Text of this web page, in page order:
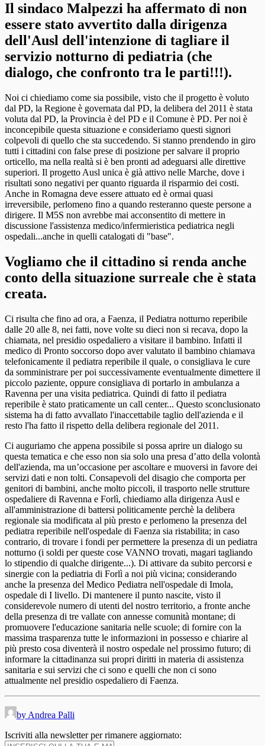
Il sindaco Malpezzi ha affermato di non
essere stato avvertito dalla dirigenza
dell'Ausl dell'intenzione di tagliare il
servizio notturno di pediatria (che
dialogo, che confronto tra le parti!!!).
Noi ci chiediamo come sia possibile, visto che il progetto è voluto
dal PD, la Regione è governata dal PD, la delibera del 2011 è stata
voluta dal PD, la Provincia è del PD e il Comune è PD. Per noi è
inconcepibile questa situazione e consideriamo questi signori
colpevoli di quello che sta succedendo. Si stanno prendendo in giro
tutti i cittadini con false prese di posizione per salvare il proprio
orticello, ma nella realtà si è ben pronti ad adeguarsi alle direttive
superiori. Il progetto Ausl unica è già attivo nelle Marche, dove i
risultati sono negativi per quanto riguarda il risparmio dei costi.
Anche in Romagna deve essere attuato ed è ormai quasi
irreversibile, perlomeno fino a quando resteranno queste persone a
dirigere. Il M5S non avrebbe mai acconsentito di mettere in
discussione l'assistenza medico/infermieristica pediatrica negli
ospedali...anche in quelli catalogati di "base".
Vogliamo che il cittadino si renda anche
conto della situazione surreale che è stata
creata.
Ci risulta che fino ad ora, a Faenza, il Pediatra notturno reperibile
dalle 20 alle 8, nei fatti, nove volte su dieci non si recava, dopo la
chiamata, nel presidio ospedaliero a visitare il bambino. Infatti il
medico di Pronto soccorso dopo aver valutato il bambino chiamava
telefonicamente il pediatra reperibile il quale, o consigliava le cure
da somministrare per poi successivamente eventualmente dimettere il
piccolo paziente, oppure consigliava di portarlo in ambulanza a
Ravenna per una visita pediatrica. Quindi di fatto il pediatra
reperibile è stato praticamente un call center... Questo sconclusionato
sistema ha di fatto avvallato l'inaccettabile taglio dell'azienda e il
resto l'ha fatto il rispetto della delibera regionale del 2011.
Ci auguriamo che appena possibile si possa aprire un dialogo su
questa tematica e che esso non sia solo una presa d’atto della volontà
dell'azienda, ma un’occasione per ascoltare e muoversi in favore dei
servizi dati e non tolti. Consapevoli del disagio che comporta per
genitori di bambini, anche molto piccoli, il trasporto nelle strutture
ospedaliere di Ravenna e Forlì, chiediamo alla dirigenza Ausl e
all'amministrazione di battersi politicamente perchè la delibera
regionale sia modificata al più presto e perlomeno la presenza del
pediatra reperibile nell'ospedale di Faenza sia ristabilita; in caso
contrario, di trovare i fondi per permettere la presenza di un pediatra
notturno (i soldi per queste cose VANNO trovati, magari tagliando
lo stipendio di qualche dirigente...). Di attivare da subito percorsi e
sinergie con la pediatria di Forlì a noi più vicina; considerando
anche la presenza del Medico Pediatra nell'ospedale di Imola,
ospedale di I livello. Di mantenere il punto nascite, visto il
considerevole numero di utenti del nostro territorio, a fronte anche
della presenza di tre vallate con annesse comunità montane; di
promuovere l'educazione sanitaria nelle scuole; di fornire con la
massima trasparenza tutte le informazioni in possesso e chiarire al
più presto cosa diventerà il nostro ospedale nel prossimo futuro; di
informare la cittadinanza sui propri diritti in materia di assistenza
sanitaria e sui servizi che ci sono e quelli che non ci sono
attualmente nel presidio ospedaliero di Faenza.
by Andrea Palli
Iscriviti alla newsletter per rimanere aggiornato: